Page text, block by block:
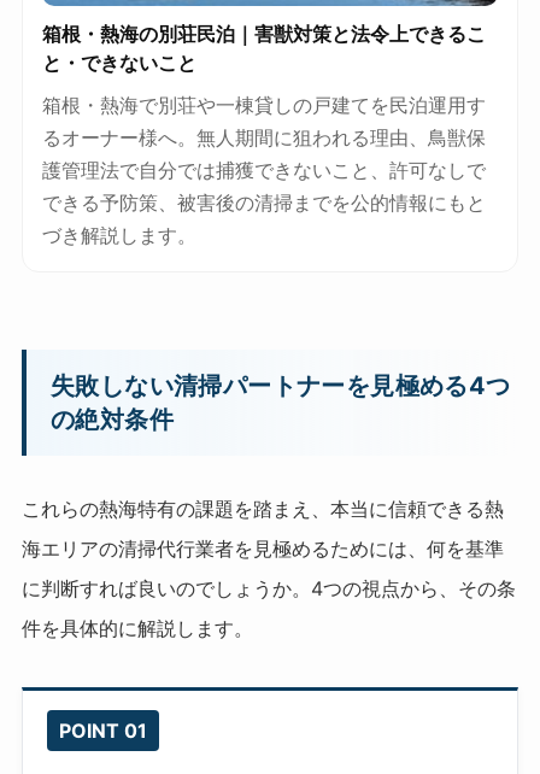
箱根・熱海の別荘民泊｜害獣対策と法令上できるこ
と・できないこと
箱根・熱海で別荘や一棟貸しの戸建てを民泊運用す
るオーナー様へ。無人期間に狙われる理由、鳥獣保
護管理法で自分では捕獲できないこと、許可なしで
できる予防策、被害後の清掃までを公的情報にもと
づき解説します。
失敗しない清掃パートナーを見極める4つ
の絶対条件
これらの熱海特有の課題を踏まえ、本当に信頼できる熱
海エリアの清掃代行業者を見極めるためには、何を基準
に判断すれば良いのでしょうか。4つの視点から、その条
件を具体的に解説します。
POINT 01